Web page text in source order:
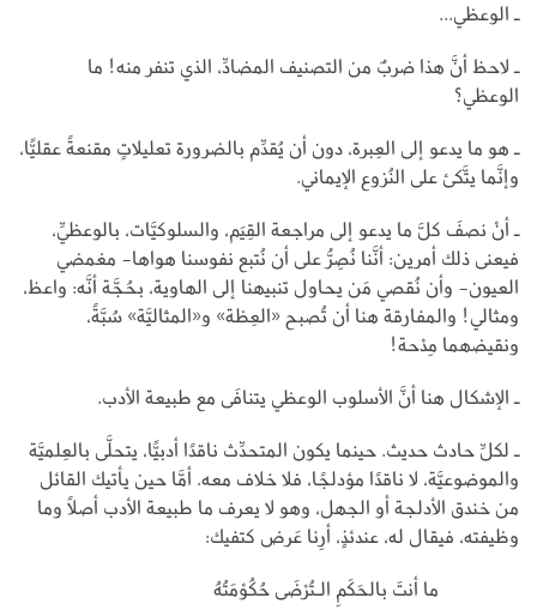
ـ الوعظي...
ـ لاحظ أنَّ هذا ضربٌ من التصنيف المضادِّ، الذي تنفر منه! ما
الوعظي؟
ـ هو ما يدعو إلى العِبرة، دون أن يُقدِّم بالضرورة تعليلاتٍ مقنعةً عقليًّا،
وإنَّما يتَّكئ على النُزوع الإيماني.
ـ أنْ نصفَ كلَّ ما يدعو إلى مراجعة القِيَم، والسلوكيَّات، بالوعظيِّ،
فيعنى ذلك أمرين: أنَّنا نُصِرُّ على أن نُتبع نفوسنا هواها- مغمضي
العيون- وأن نُقصي مَن يحاول تنبيهنا إلى الهاوية، بحُجَّة أنَّه: واعظ،
ومثالي! والمفارقة هنا أن تُصبح «العِظة» و«المثاليَّة» سُبَّةً،
ونقيضهما مِدْحة!
ـ الإشكال هنا أنَّ الأسلوب الوعظي يتنافَى مع طبيعة الأدب.
ـ لكلِّ حادث حديث. حينما يكون المتحدِّث ناقدًا أدبيًّا، يتحلَّى بالعِلميَّة
والموضوعيَّة، لا ناقدًا مؤدلجًا، فلا خلاف معه. أمَّا حين يأتيك القائل
من خندق الأدلجة أو الجهل، وهو لا يعرف ما طبيعة الأدب أصلًا وما
وظيفته، فيقال له، عندئذٍ، أرِنا عَرض كتفيك:
ما أنتَ بالحَكَمِ الـتُرْضَى حُكُوْمَتُهُ